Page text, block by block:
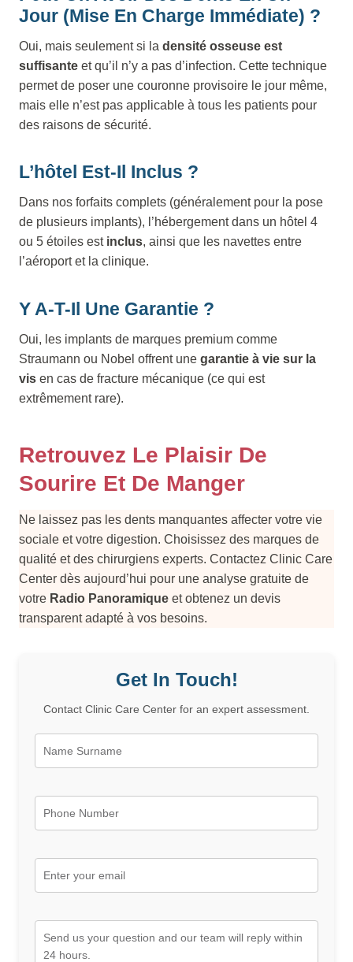
Jour (Mise En Charge Immédiate) ?
Oui, mais seulement si la densité osseuse est
suffisante et qu’il n’y a pas d’infection. Cette technique
permet de poser une couronne provisoire le jour même,
mais elle n’est pas applicable à tous les patients pour
des raisons de sécurité.
L’hôtel Est-Il Inclus ?
Dans nos forfaits complets (généralement pour la pose
de plusieurs implants), l’hébergement dans un hôtel 4
ou 5 étoiles est inclus, ainsi que les navettes entre
l’aéroport et la clinique.
Y A-T-Il Une Garantie ?
Oui, les implants de marques premium comme
Straumann ou Nobel offrent une garantie à vie sur la
vis en cas de fracture mécanique (ce qui est
extrêmement rare).
Retrouvez Le Plaisir De
Sourire Et De Manger
Ne laissez pas les dents manquantes affecter votre vie
sociale et votre digestion. Choisissez des marques de
qualité et des chirurgiens experts. Contactez Clinic Care
Center dès aujourd’hui pour une analyse gratuite de
votre Radio Panoramique et obtenez un devis
transparent adapté à vos besoins.
Get In Touch!
Contact Clinic Care Center for an expert assessment.